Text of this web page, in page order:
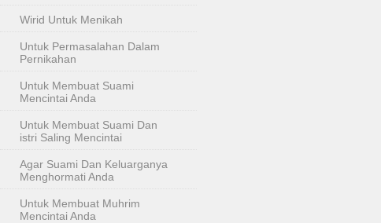
Wirid Untuk Menikah
Untuk Permasalahan Dalam
Pernikahan
Untuk Membuat Suami
Mencintai Anda
Untuk Membuat Suami Dan
istri Saling Mencintai
Agar Suami Dan Keluarganya
Menghormati Anda
Untuk Membuat Muhrim
Mencintai Anda